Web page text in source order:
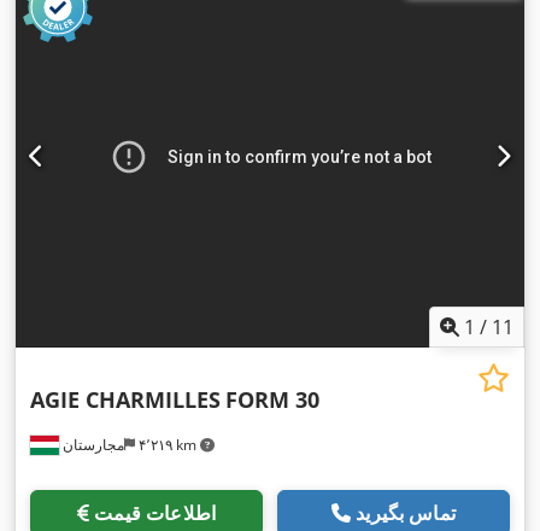
1 / 11
مجارستان ۴٬۲۱۹ km
AGIE CHARMILLES FORM 30
اطلاعات قیمت تماس بگیرید